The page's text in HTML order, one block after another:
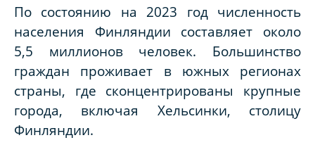
По состоянию на 2023 год численность
населения Финляндии составляет около
5,5 миллионов человек. Большинство
граждан проживает в южных регионах
страны, где сконцентрированы крупные
города, включая Хельсинки, столицу
Финляндии.